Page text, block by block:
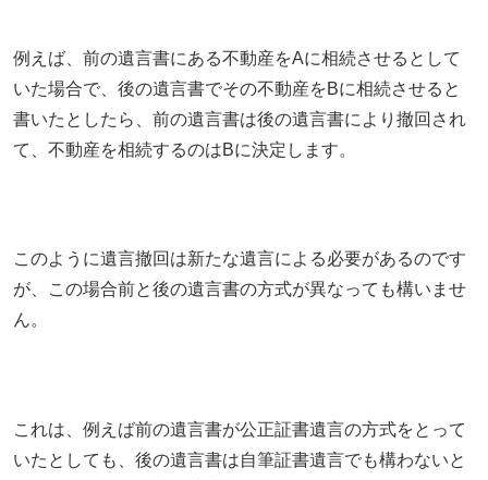
例えば、前の遺言書にある不動産をAに相続させるとして
いた場合で、後の遺言書でその不動産をBに相続させると
書いたとしたら、前の遺言書は後の遺言書により撤回され
て、不動産を相続するのはBに決定します。
このように遺言撤回は新たな遺言による必要があるのです
が、この場合前と後の遺言書の方式が異なっても構いませ
ん。
これは、例えば前の遺言書が公正証書遺言の方式をとって
いたとしても、後の遺言書は自筆証書遺言でも構わないと